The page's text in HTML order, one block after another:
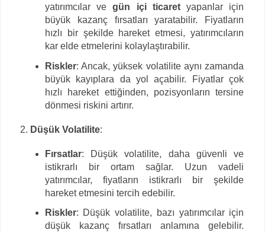
yatırımcılar vegün içi ticaretyapanlar için
büyük kazanç fırsatları yaratabilir. Fiyatların
hızlı bir şekilde hareket etmesi, yatırımcıların
kar elde etmelerini kolaylaştırabilir.
Riskler: Ancak, yüksek volatilite aynı zamanda
büyük kayıplara da yol açabilir. Fiyatlar çok
hızlı hareket ettiğinden, pozisyonların tersine
dönmesi riskini artırır.
Düşük Volatilite:
Fırsatlar: Düşük volatilite, daha güvenli ve
istikrarlı bir ortam sağlar. Uzun vadeli
yatırımcılar, fiyatların istikrarlı bir şekilde
hareket etmesini tercih edebilir.
Riskler: Düşük volatilite, bazı yatırımcılar için
düşük kazanç fırsatları anlamına gelebilir.